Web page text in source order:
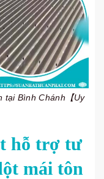
tại Bình Chánh【Uy
hỗ trợ tư
mái tôn